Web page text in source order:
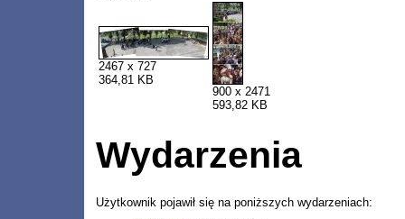
2467 x 727
364,81 KB
900 x 2471
593,82 KB
Wydarzenia
Użytkownik pojawił się na poniższych wydarzeniach: